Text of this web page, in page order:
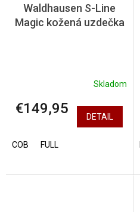
Waldhausen S-Line
Magic kožená uzdečka
Skladom
€149,95 DETAIL
COB FULL